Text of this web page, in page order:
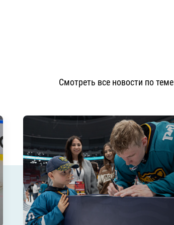
Смотреть все новости по теме